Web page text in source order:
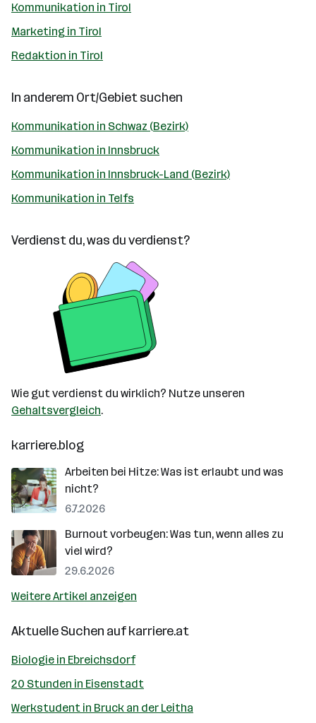
Kommunikation in Tirol
Marketing in Tirol
Redaktion in Tirol
In anderem Ort/Gebiet suchen
Kommunikation in Schwaz (Bezirk)
Kommunikation in Innsbruck
Kommunikation in Innsbruck-Land (Bezirk)
Kommunikation in Telfs
Verdienst du, was du verdienst?
Wie gut verdienst du wirklich? Nutze unseren
Gehaltsvergleich.
karriere.blog
Arbeiten bei Hitze: Was ist erlaubt und was
nicht?
6.7.2026
Burnout vorbeugen: Was tun, wenn alles zu
viel wird?
29.6.2026
Weitere Artikel anzeigen
Aktuelle Suchen aufkarriere.at
Biologie in Ebreichsdorf
20 Stunden in Eisenstadt
Werkstudent in Bruck an der Leitha